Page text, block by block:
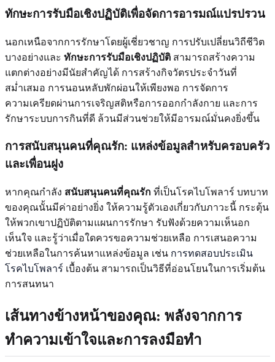
ทักษะการรับมือเชิงปฏิบัติเพื่อจัดการอารมณ์แปรปรวน
นอกเหนือจากการรักษาโดยผู้เชี่ยวชาญ การปรับเปลี่ยนวิถีชีวิต
บางอย่างและ ทักษะการรับมือเชิงปฏิบัติ สามารถสร้างความ
แตกต่างอย่างมีนัยสำคัญได้ การสร้างกิจวัตรประจำวันที่
สม่ำเสมอ การนอนหลับพักผ่อนให้เพียงพอ การจัดการ
ความเครียดผ่านการเจริญสติหรือการออกกำลังกาย และการ
รักษาระบบการกินที่ดี ล้วนมีส่วนช่วยให้มีอารมณ์มั่นคงยิ่งขึ้น
การสนับสนุนคนที่คุณรัก: แหล่งข้อมูลสำหรับครอบครัว
และเพื่อนฝูง
หากคุณกำลัง สนับสนุนคนที่คุณรัก ที่เป็นโรคไบโพลาร์ บทบาท
ของคุณนั้นมีค่าอย่างยิ่ง ให้ความรู้ตัวเองเกี่ยวกับภาวะนี้ กระตุ้น
ให้พวกเขาปฏิบัติตามแผนการรักษา รับฟังด้วยความเห็นอก
เห็นใจ และรู้ว่าเมื่อใดควรขอความช่วยเหลือ การเสนอความ
ช่วยเหลือในการค้นหาแหล่งข้อมูล เช่น การทดสอบประเมิน
โรคไบโพลาร์ เบื้องต้น สามารถเป็นวิธีที่อ่อนโยนในการเริ่มต้น
การสนทนา
เส้นทางข้างหน้าของคุณ: พลังจากการ
ทำความเข้าใจและการลงมือทำ